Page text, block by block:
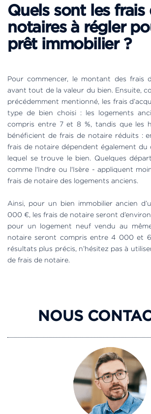
Quels sont les frais
notaires à régler
prêt immobilier ?
Pour commencer, le montant des frais
avant tout de la valeur du bien. Ensuite,
précédemment mentionné, les frais
type de bien choisi : les logements
compris entre 7 et 8 %, tandis que les
bénéficient de frais de notaire réduits :
frais de notaire dépendent également du
lequel se trouve le bien. Quelques
comme l'Indre ou l'Isère - appliquent
frais de notaire des logements anciens.
Ainsi, pour un bien immobilier ancien
000 €, les frais de notaire seront
pour un logement neuf vendu au
notaire seront compris entre 4 000 et
résultats plus précis, n’hésitez pas à
de frais de notaire.
NOUS